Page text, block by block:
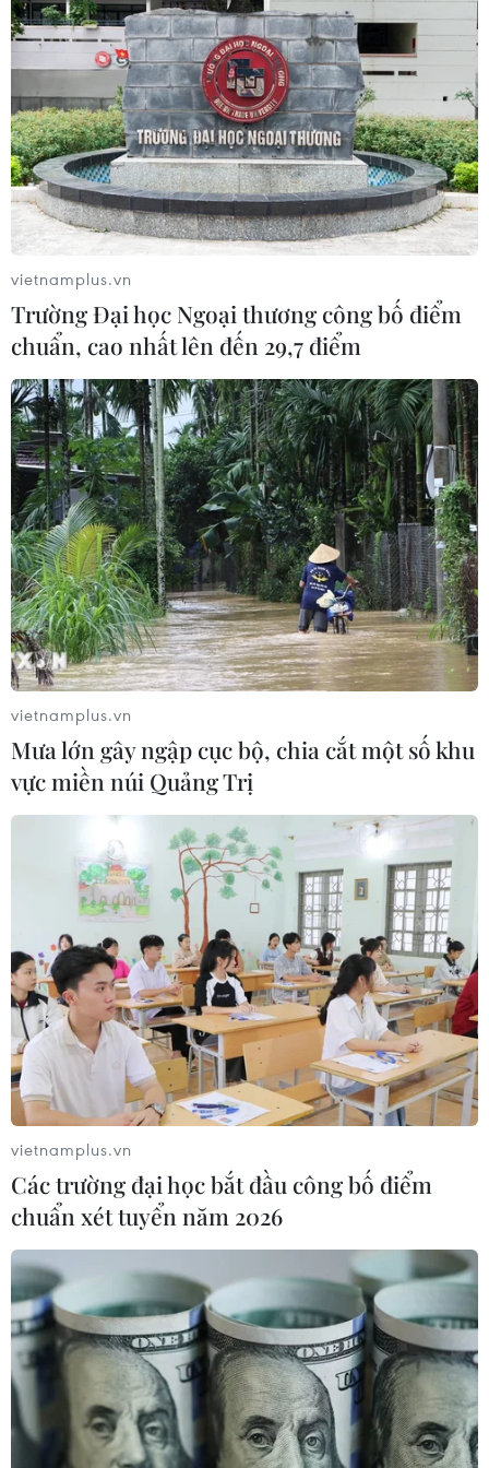
vietnamplus.vn
Trường Đại học Ngoại thương công bố điểm
chuẩn, cao nhất lên đến 29,7 điểm
vietnamplus.vn
Mưa lớn gây ngập cục bộ, chia cắt một số khu
vực miền núi Quảng Trị
vietnamplus.vn
Các trường đại học bắt đầu công bố điểm
chuẩn xét tuyển năm 2026